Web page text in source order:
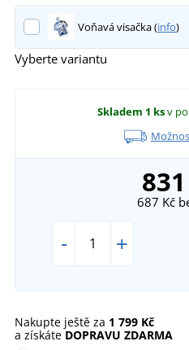
Voňavá visačka (info)
Vyberte variantu
Skladem 1 ksv
687 Kč
- +
Nakupte ještě za 1 799 Kč
a získáte DOPRAVU ZDARMA